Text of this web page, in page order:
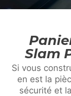
Slam
Si vous
en est la
sécurité et